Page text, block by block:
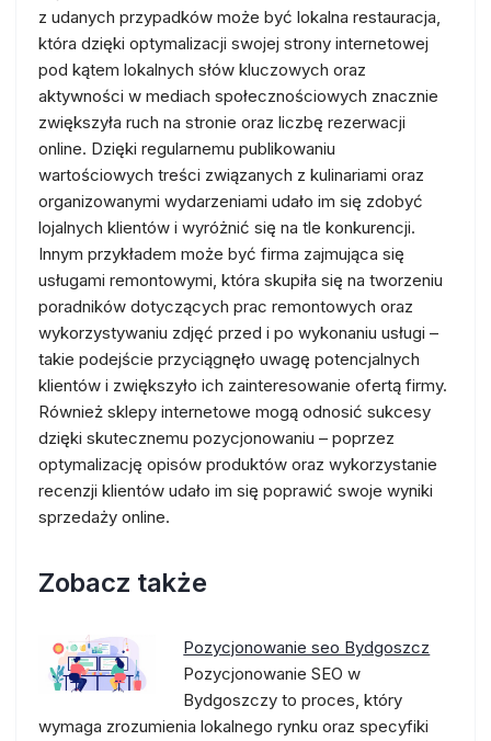
z udanych przypadków może być lokalna restauracja,
która dzięki optymalizacji swojej strony internetowej
pod kątem lokalnych słów kluczowych oraz
aktywności w mediach społecznościowych znacznie
zwiększyła ruch na stronie oraz liczbę rezerwacji
online. Dzięki regularnemu publikowaniu
wartościowych treści związanych z kulinariami oraz
organizowanymi wydarzeniami udało im się zdobyć
lojalnych klientów i wyróżnić się na tle konkurencji.
Innym przykładem może być firma zajmująca się
usługami remontowymi, która skupiła się na tworzeniu
poradników dotyczących prac remontowych oraz
wykorzystywaniu zdjęć przed i po wykonaniu usługi –
takie podejście przyciągnęło uwagę potencjalnych
klientów i zwiększyło ich zainteresowanie ofertą firmy.
Również sklepy internetowe mogą odnosić sukcesy
dzięki skutecznemu pozycjonowaniu – poprzez
optymalizację opisów produktów oraz wykorzystanie
recenzji klientów udało im się poprawić swoje wyniki
sprzedaży online.
Zobacz także
Pozycjonowanie seo Bydgoszcz
Pozycjonowanie SEO w
Bydgoszczy to proces, który
wymaga zrozumienia lokalnego rynku oraz specyfiki